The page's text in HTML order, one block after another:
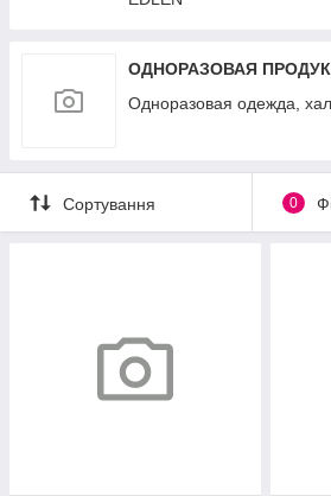
ОДНОРАЗОВАЯ
Одноразовая одежда,
Сортування 0